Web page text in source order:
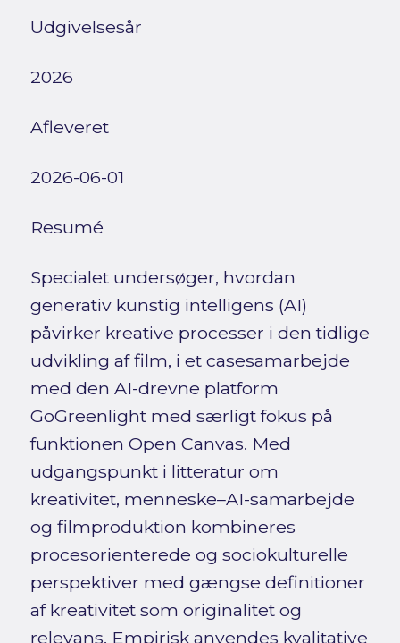
Udgivelsesår
2026
Afleveret
2026-06-01
Resumé
Specialet undersøger, hvordan
generativ kunstig intelligens (AI)
påvirker kreative processer i den tidlige
udvikling af film, i et casesamarbejde
med den AI-drevne platform
GoGreenlight med særligt fokus på
funktionen Open Canvas. Med
udgangspunkt i litteratur om
kreativitet, menneske–AI-samarbejde
og filmproduktion kombineres
procesorienterede og sociokulturelle
perspektiver med gængse definitioner
af kreativitet som originalitet og
relevans. Empirisk anvendes kvalitative